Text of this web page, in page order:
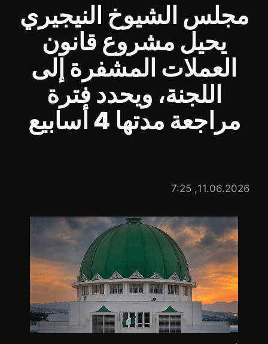
مجلس الشيوخ النيجيري
يحيل مشروع قانون
العملات المشفرة إلى
اللجنة، ويحدد فترة
مراجعة مدتها 4 أسابيع
11.06.2026, 7:25